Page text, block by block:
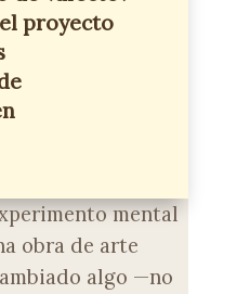
proyecto
mental
obra de arte
algo —no